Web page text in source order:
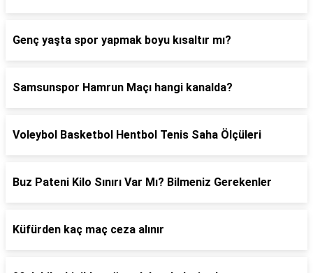
Genç yaşta spor yapmak boyu kısaltır mı?
Samsunspor Hamrun Maçı hangi kanalda?
Voleybol Basketbol Hentbol Tenis Saha Ölçüleri
Buz Pateni Kilo Sınırı Var Mı? Bilmeniz Gerekenler
Küfürden kaç maç ceza alınır